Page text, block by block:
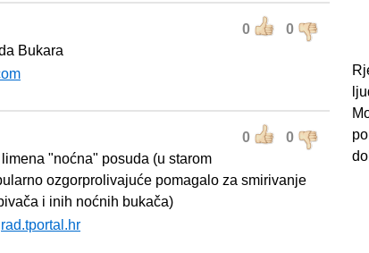
0 0
Bukara
0 0
"noćna" posuda (u starom
ozgorprolivajuće pomagalo za smirivanje
i inih noćnih bukača)